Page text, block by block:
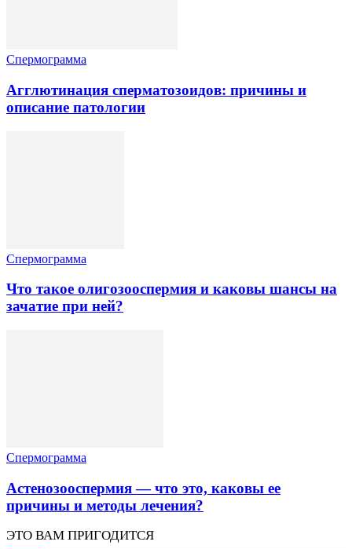
Спермограмма
Агглютинация сперматозоидов: причины и
описание патологии
Спермограмма
Что такое олигозооспермия и каковы шансы на
зачатие при ней?
Спермограмма
Астенозооспермия — что это, каковы ее
причины и методы лечения?
ЭТО ВАМ ПРИГОДИТСЯ